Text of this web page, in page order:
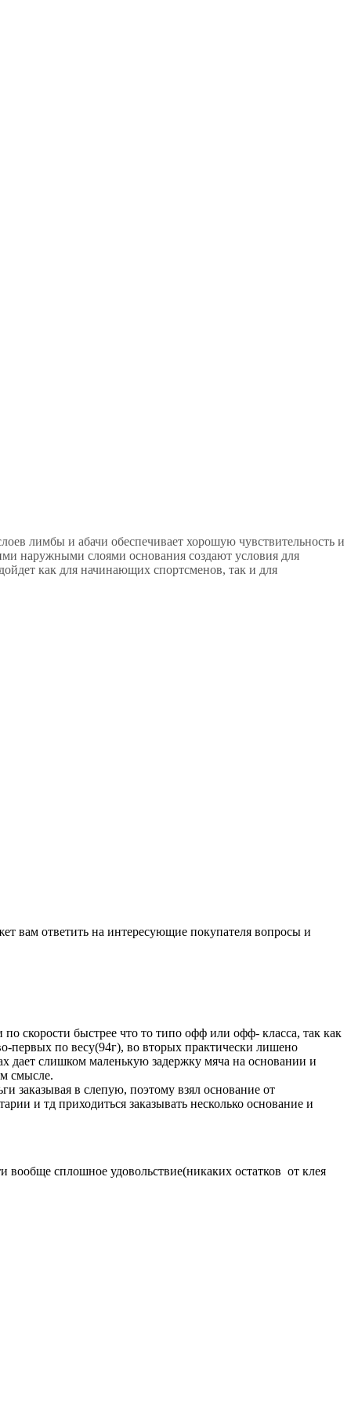
лимбы и абачи обеспечивает хорошую чувствительность и
наружными слоями основания создают условия для
как для начинающих спортсменов, так и для
вам ответить на интересующие покупателя вопросы и
скорости быстрее что то типо офф или офф- класса, так как
первых по весу(94г), во вторых практически лишено
дает слишком маленькую задержку мяча на основании и
смысле.
заказывая в слепую, поэтому взял основание от
и тд приходиться заказывать несколько основание и
вообще сплошное удовольствие(никаких остатков от клея